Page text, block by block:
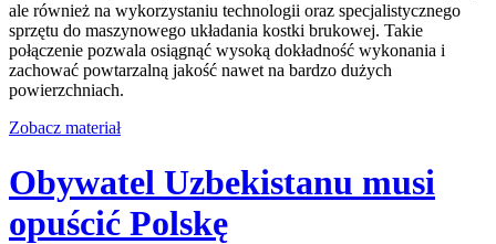
ale również na wykorzystaniu technologii oraz specjalistycznego
sprzętu do maszynowego układania kostki brukowej. Takie
połączenie pozwala osiągnąć wysoką dokładność wykonania i
zachować powtarzalną jakość nawet na bardzo dużych
powierzchniach.
Zobacz materiał
Obywatel Uzbekistanu musi
opuścić Polskę